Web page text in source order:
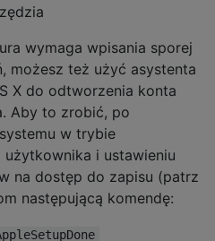
wymaga wpisania sporej
możesz też użyć asystenta
X do odtworzenia konta
Aby to zrobić, po
w trybie
i ustawieniu
na dostęp do zapisu (patrz
następującą komendę: